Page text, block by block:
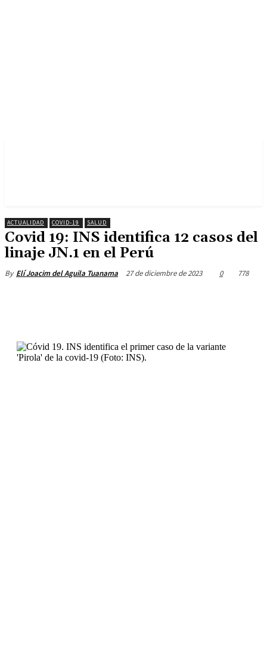
ACTUALIDAD COVID-19 SALUD
Covid 19: INS identifica 12 casos del
linaje JN.1 en el Perú
By Elí Joacim del Aguila Tuanama 27 de diciembre de 2023 0 778